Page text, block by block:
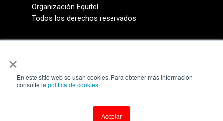
×
En este sitio web se usan cookies. Para obtener más información
consulte la política de cookies.
Aceptar
Organización Equitel
Todos los derechos reservados